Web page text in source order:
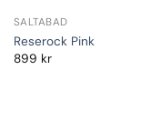
SALTABAD
Reserock Pink
899 kr